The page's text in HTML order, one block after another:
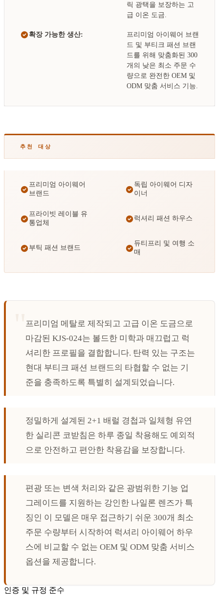
릭 광택을 보장하는 고
급 이온 도금.
확장 가능한 생산:
프리미엄 아이웨어 브랜
드 및 부티크 패션 브랜
드를 위해 맞춤화된 300
개의 낮은 최소 주문 수
량으로 완전한 OEM 및
ODM 맞춤 서비스 기능.
추천 대상
프리미엄 아이웨어
브랜드
독립 아이웨어 디자
이너
프라이빗 레이블 유
통업체
럭셔리 패션 하우스
부틱 패션 브랜드
듀티프리 및 여행 소
매
프리미엄 메탈로 제작되고 고급 이온 도금으로
마감된 KJS-024는 볼드한 미학과 매끄럽고 럭
셔리한 프로필을 결합합니다. 탄력 있는 구조는
현대 부티크 패션 브랜드의 타협할 수 없는 기
준을 충족하도록 특별히 설계되었습니다.
정밀하게 설계된 2+1 배럴 경첩과 일체형 유연
한 실리콘 코받침은 하루 종일 착용해도 예외적
으로 안전하고 편안한 착용감을 보장합니다.
편광 또는 변색 처리와 같은 광범위한 기능 업
그레이드를 지원하는 강인한 나일론 렌즈가 특
징인 이 모델은 매우 접근하기 쉬운 300개 최소
주문 수량부터 시작하여 럭셔리 아이웨어 하우
스에 비교할 수 없는 OEM 및 ODM 맞춤 서비스
옵션을 제공합니다.
인증 및 규정 준수